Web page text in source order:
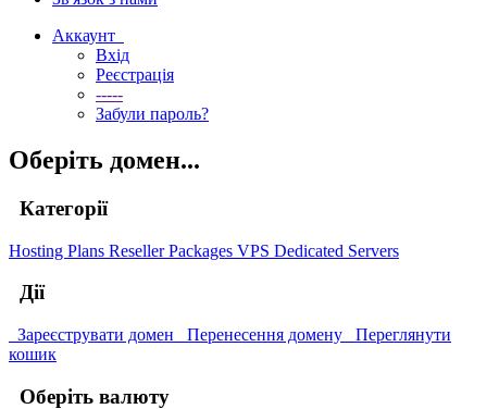
Аккаунт
Вхід
Реєстрація
-----
Забули пароль?
Оберіть домен...
Категорії
Hosting Plans Reseller Packages VPS Dedicated Servers
Дії
Зареєструвати домен Перенесення домену
Переглянути
кошик
Оберіть валюту